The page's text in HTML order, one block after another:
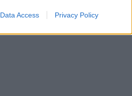
Data Access Privacy Policy